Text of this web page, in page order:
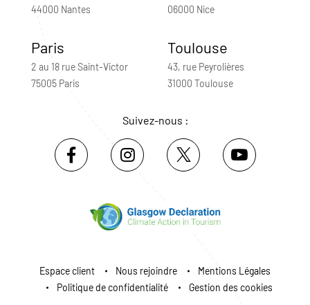
44000 Nantes
06000 Nice
Paris
2 au 18 rue Saint-Victor
75005 Paris
Toulouse
43, rue Peyrolières
31000 Toulouse
Suivez-nous :
Espace client Nous rejoindre
Mentions Légales
Politique de confidentialité
Gestion des cookies